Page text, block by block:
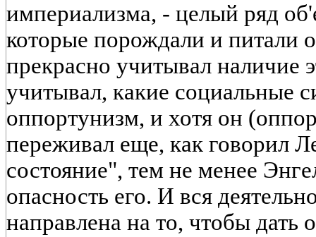
империализма, - целый ряд
которые порождали и питали
прекрасно учитывал наличие
учитывал, какие социальные
оппортунизм, и хотя он
переживал еще, как говорил
состояние", тем не менее
опасность его. И вся
направлена на то, чтобы дать